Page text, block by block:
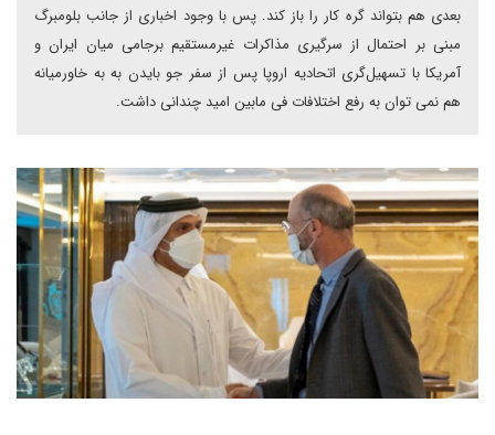
بعدی هم بتواند گره کار را باز کند. پس با وجود اخباری از جانب بلومبرگ
مبنی بر احتمال از سرگیری مذاکرات غیرمستقیم برجامی میان ایران و
آمریکا با تسهیل‌گری اتحادیه اروپا پس از سفر جو بایدن به به خاورمیانه
هم نمی توان به رفع اختلافات فی مابین امید چندانی داشت.